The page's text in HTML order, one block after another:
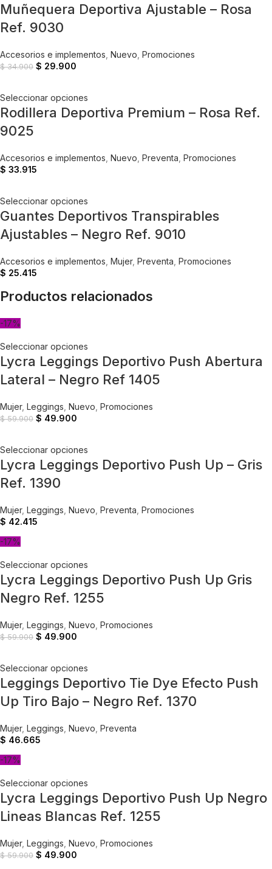
Muñequera Deportiva Ajustable – Rosa
Ref. 9030
Accesorios e implementos Nuevo Promociones
$34.900 $ 29.900
Seleccionar opciones
Rodillera Deportiva Premium – Rosa Ref.
9025
Accesorios e implementos Nuevo Preventa Promociones
$ 33.915
Seleccionar opciones
Guantes Deportivos Transpirables
Ajustables – Negro Ref. 9010
Accesorios e implementos Mujer, Preventa Promociones
$ 25.415
Productos relacionados
-17%
Seleccionar opciones
Lycra Leggings Deportivo Push Abertura
Lateral – Negro Ref 1405
Mujer, Leggings Nuevo Promociones
$59.900 $ 49.900
Seleccionar opciones
Lycra Leggings Deportivo Push Up – Gris
Ref. 1390
Mujer, Leggings Nuevo Preventa Promociones
$ 42.415
-17%
Seleccionar opciones
Lycra Leggings Deportivo Push Up Gris
Negro Ref. 1255
Mujer, Leggings Nuevo Promociones
$59.900 $ 49.900
Seleccionar opciones
Leggings Deportivo Tie Dye Efecto Push
Up Tiro Bajo – Negro Ref. 1370
Mujer, Leggings Nuevo Preventa
$ 46.665
-17%
Seleccionar opciones
Lycra Leggings Deportivo Push Up Negro
Lineas Blancas Ref. 1255
Mujer, Leggings Nuevo Promociones
$59.900 $ 49.900